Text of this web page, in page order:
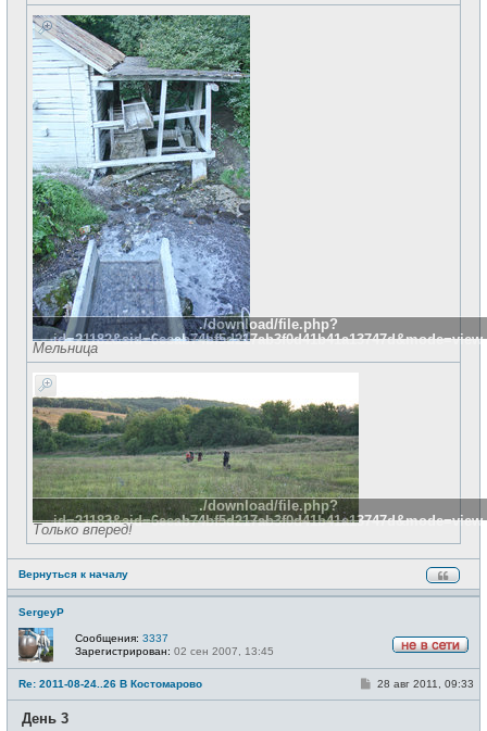
./download/file.php?
id=21182&sid=6eeab74bf5d217ab3f0d41b41a13747d&mode=view
Мельница
./download/file.php?
id=21183&sid=6eeab74bf5d217ab3f0d41b41a13747d&mode=view
Только вперед!
Вернуться к началу
SergeyP
е
в
с
Сообщения: 3337
Зарегистрирован: 02 сен 2007, 13:45
Re: 2011-08-24..26 В Костомарово
С28 авг 2011, 09:33
День 3